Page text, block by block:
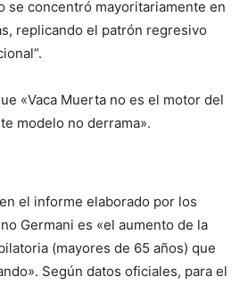
se concentró mayoritariamente en
replicando el patrón regresivo
«Vaca Muerta no es el motor del
modelo no derrama».
el informe elaborado por los
Germani es «el aumento de la
(mayores de 65 años) que
Según datos oficiales, para el